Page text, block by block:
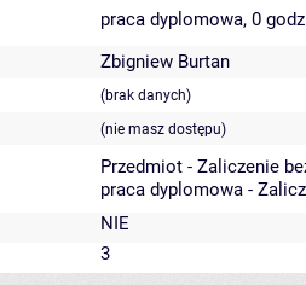
praca dyplomowa, 0
Zbigniew Burtan
(brak danych)
(nie masz dostępu)
Przedmiot - Zaliczenie
praca dyplomowa -
NIE
3